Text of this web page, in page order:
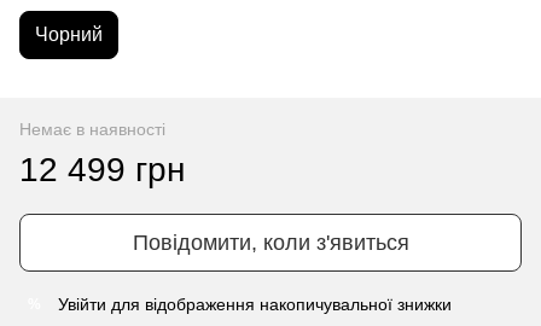
Чорний
Немає в наявності
12 499 грн
Повідомити, коли з'явиться
Увійти для відображення накопичувальної знижки